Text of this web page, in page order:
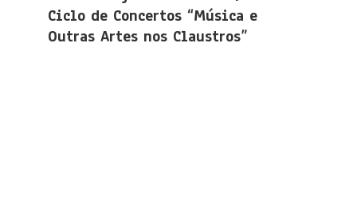
Ciclo de Concertos “Música e
Outras Artes nos Claustros”